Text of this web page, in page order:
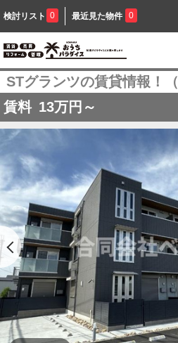
検討リスト 0 最近見た物件 0
STグランツの賃貸情報！（
賃料 13万円～